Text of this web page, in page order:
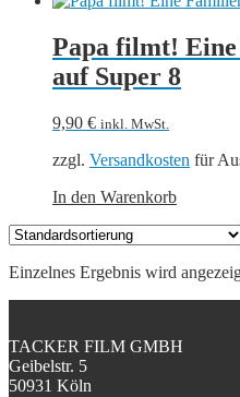
Papa filmt!
auf Super 8
9,90 € inkl. MwSt.
zzgl. Versandkosten für
In den Warenkorb
Einzelnes Ergebnis wird
TACKER FILM GMBH
Geibelstr. 5
50931 Köln